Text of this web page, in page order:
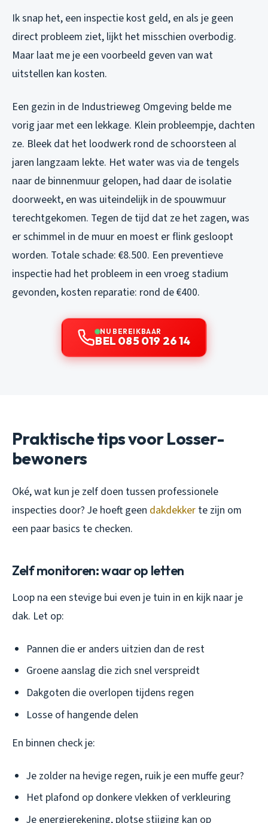
Ik snap het, een inspectie kost geld, en als je geen
direct probleem ziet, lijkt het misschien overbodig.
Maar laat me je een voorbeeld geven van wat
uitstellen kan kosten.
Een gezin in de Industrieweg Omgeving belde me
vorig jaar met een lekkage. Klein probleempje, dachten
ze. Bleek dat het loodwerk rond de schoorsteen al
jaren langzaam lekte. Het water was via de tengels
naar de binnenmuur gelopen, had daar de isolatie
doorweekt, en was uiteindelijk in de spouwmuur
terechtgekomen. Tegen de tijd dat ze het zagen, was
er schimmel in de muur en moest er flink gesloopt
worden. Totale schade: €8.500. Een preventieve
inspectie had het probleem in een vroeg stadium
gevonden, kosten reparatie: rond de €400.
NU BEREIKBAAR
BEL 085 019 26 14
Praktische tips voor Losser-
bewoners
Oké, wat kun je zelf doen tussen professionele
inspecties door? Je hoeft geen dakdekker te zijn om
een paar basics te checken.
Zelf monitoren: waar op letten
Loop na een stevige bui even je tuin in en kijk naar je
dak. Let op:
Pannen die er anders uitzien dan de rest
Groene aanslag die zich snel verspreidt
Dakgoten die overlopen tijdens regen
Losse of hangende delen
En binnen check je:
Je zolder na hevige regen, ruik je een muffe geur?
Het plafond op donkere vlekken of verkleuring
Je energierekening, plotse stijging kan op